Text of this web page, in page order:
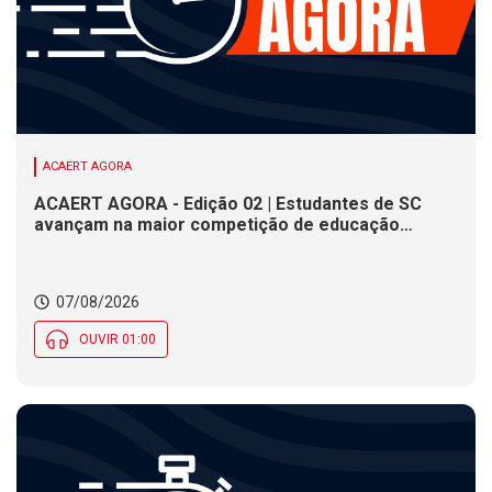
ACAERT AGORA
ACAERT AGORA - Edição 02 | Estudantes de SC
avançam na maior competição de educação
Social nesta sexta (7)
07/08/2026
OUVIR 01:00